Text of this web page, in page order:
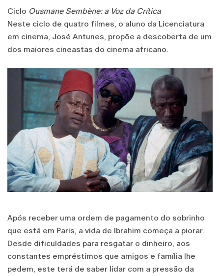
Ciclo Ousmane Sembène: a Voz da Crítica
Neste ciclo de quatro filmes, o aluno da Licenciatura
em cinema, José Antunes, propõe a descoberta de um
dos maiores cineastas do cinema africano.
Após receber uma ordem de pagamento do sobrinho
que está em Paris, a vida de Ibrahim começa a piorar.
Desde dificuldades para resgatar o dinheiro, aos
constantes empréstimos que amigos e família lhe
pedem, este terá de saber lidar com a pressão da